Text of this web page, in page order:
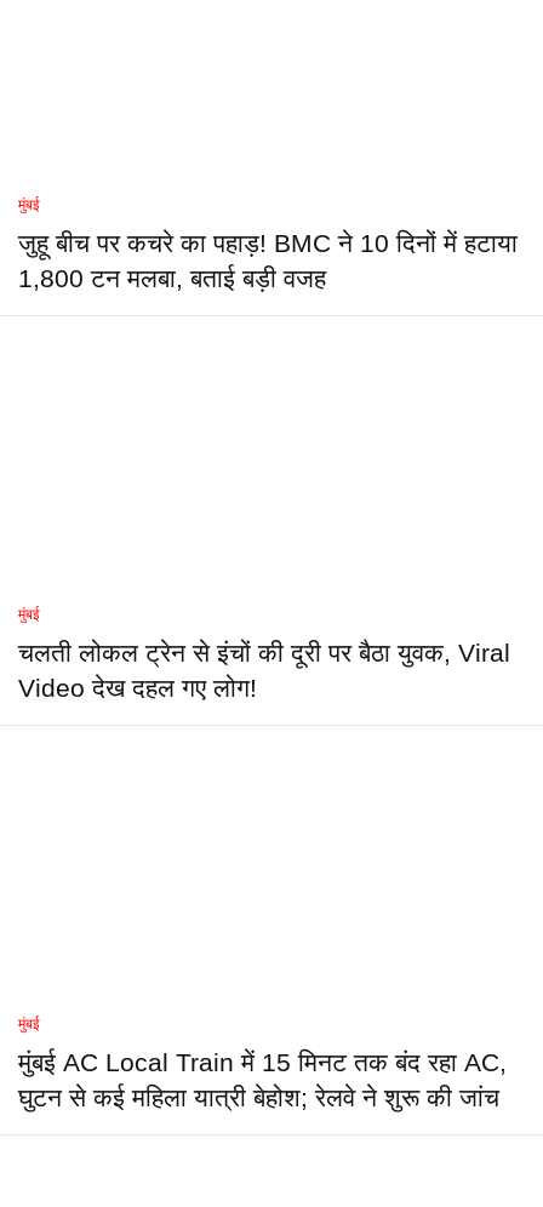
मुंबई
जुहू बीच पर कचरे का पहाड़! BMC ने 10 दिनों में हटाया
1,800 टन मलबा, बताई बड़ी वजह
मुंबई
चलती लोकल ट्रेन से इंचों की दूरी पर बैठा युवक, Viral
Video देख दहल गए लोग!
मुंबई
मुंबई AC Local Train में 15 मिनट तक बंद रहा AC,
घुटन से कई महिला यात्री बेहोश; रेलवे ने शुरू की जांच